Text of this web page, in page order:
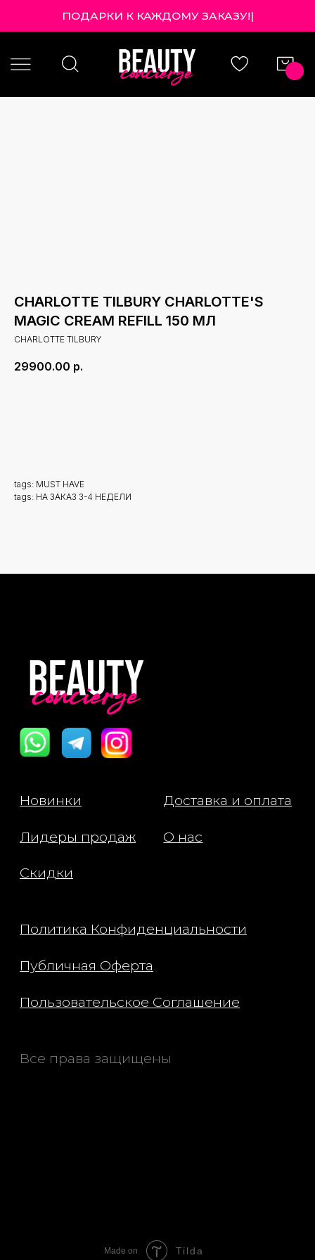
ПОДАРКИ К КАЖДОМУ ЗАКАЗУ!|
CHARLOTTE TILBURY CHARLOTTE'S
MAGIC CREAM REFILL 150 МЛ
CHARLOTTE TILBURY
29900.00 р.
tags: MUST HAVE
tags: НА ЗАКАЗ 3-4 НЕДЕЛИ
Все права защищены
Политика Конфиденциальности
Доставка и оплата
Публичная Оферта
Пользовательское Соглашение
Новинки
Made on Tilda